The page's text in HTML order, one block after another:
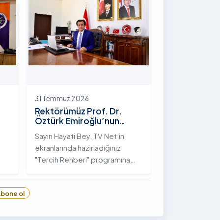
hayata geçirilen "İstifli Taş
Tahkimatı" projesi titizlikle
tamamlandı.
31 Temmuz 2026
Rektörümüz Prof. Dr.
Öztürk Emiroğlu’nun
"Tercih Rehberi"
Programındaki Röportajı
Sayın Hayati Bey, TV Net’in
ekranlarında hazırladığınız
"Tercih Rehberi" programına
ol